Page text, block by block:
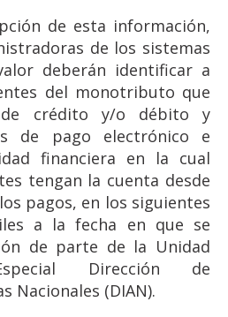
de esta información,
de los sistemas
deberán identificar a
del monotributo que
de crédito y/o débito y
de pago electrónico e
financiera en la cual
tengan la cuenta desde
pagos, en los siguientes
a la fecha en que se
de parte de la Unidad
Dirección de
Nacionales (DIAN).